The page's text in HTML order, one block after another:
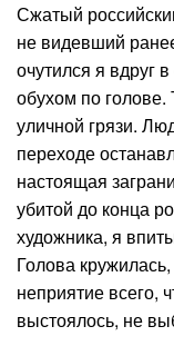
Сжатый
не видевший
очутился я вдруг
обухом по голове.
уличной грязи.
переходе
настоящая
убитой до конца
художника, я
Голова
неприятие всего,
выстоялось, не